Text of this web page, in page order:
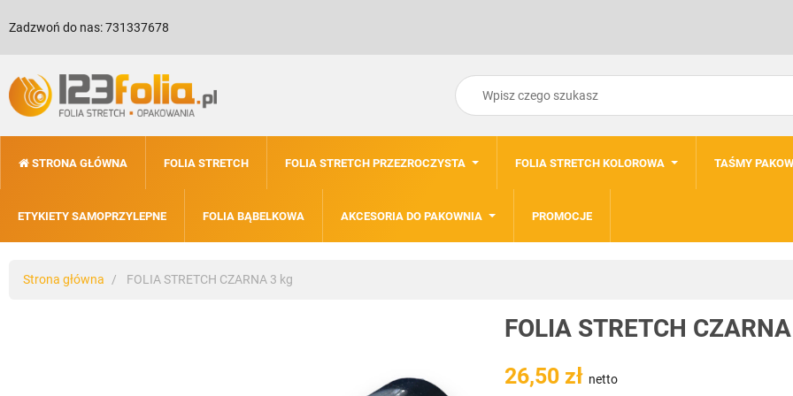
Zadzwoń do nas:731337678
STRONA GŁÓWNA FOLIA STRETCH FOLIA STRETCH PRZEZROCZYSTA FOLIA STRETCH KOLOROWA TAŚMY
ETYKIETY SAMOPRZYLEPNE FOLIA BĄBELKOWA AKCESORIA DO PAKOWNIA PROMOCJE
Strona główna FOLIA STRETCH CZARNA 3 kg
FOLIA STRETCH
26,50 zł netto